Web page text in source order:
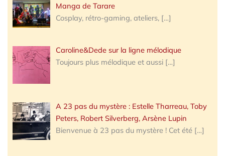
Manga de Tarare
Cosplay, rétro-gaming, ateliers, […]
Caroline&Dede sur la ligne mélodique
Toujours plus mélodique et aussi […]
A 23 pas du mystère : Estelle Tharreau, Toby
Peters, Robert Silverberg, Arsène Lupin
Bienvenue à 23 pas du mystère ! Cet été […]